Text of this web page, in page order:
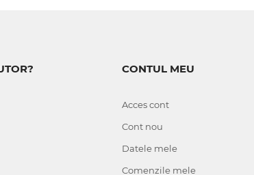
CONTUL MEU
Acces cont
Cont nou
Datele mele
Comenzile mele